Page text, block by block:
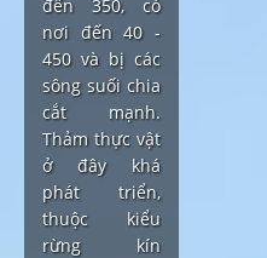
đến 350, có
nơi đến 40 -
450 và bị các
sông suối chia
cắt mạnh.
Thảm thực vật
ở đây khá
phát triển,
thuộc kiểu
rừng kín